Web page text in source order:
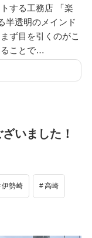
する工務店 「楽
半透明のメインド
ず目を引くのがこ
ることで…
いました！
伊勢崎 高崎